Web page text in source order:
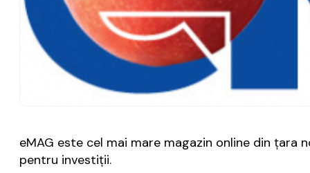
eMAG este cel mai mare magazin online din țara
pentru investiții.